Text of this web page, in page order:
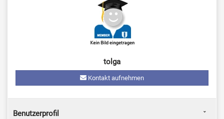
tolga
Kontakt aufnehmen
Benutzerprofil